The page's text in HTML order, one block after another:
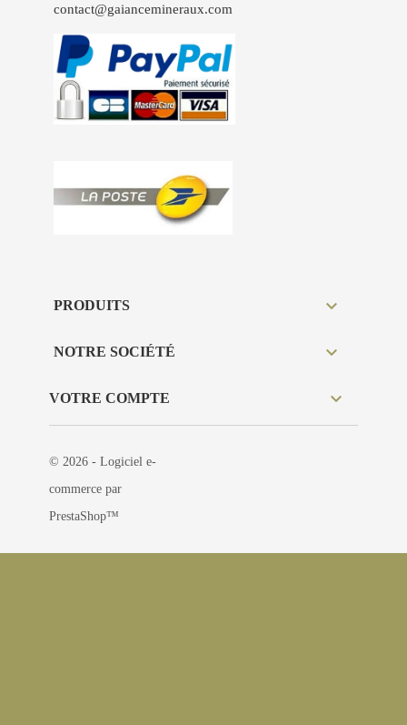
contact@gaiancemineraux.com
PRODUITS 
NOTRE SOCIÉTÉ 
VOTRE COMPTE 
© 2026 - Logiciel e-
commerce par
PrestaShop™